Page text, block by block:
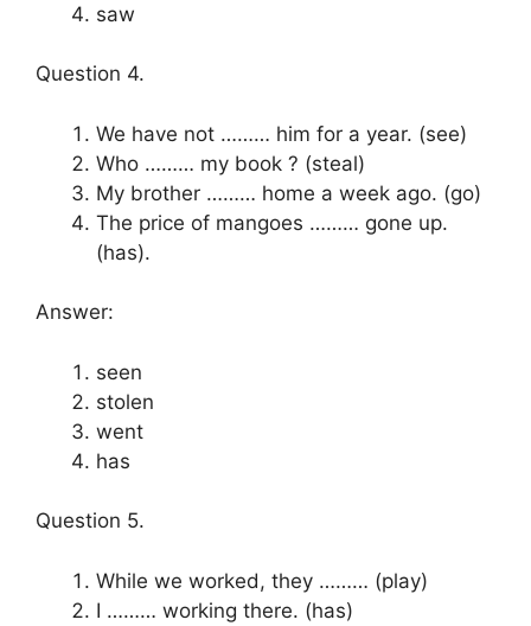
saw
Question 4.
We have not ……… him for a year. (see)
Who ……… my book ? (steal)
My brother ……… home a week ago. (go)
The price of mangoes ……… gone up.
(has).
Answer:
seen
stolen
went
has
Question 5.
While we worked, they ……… (play)
I ……… working there. (has)